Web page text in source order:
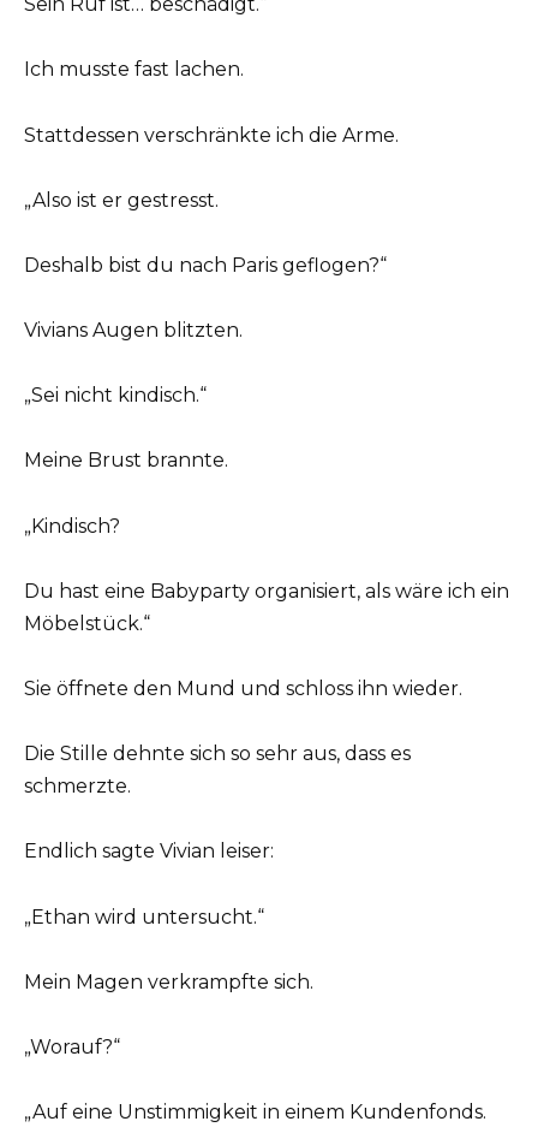
Ich musste fast lachen.
Stattdessen verschränkte ich die Arme.
„Also ist er gestresst.
Deshalb bist du nach Paris geflogen?“
Vivians Augen blitzten.
„Sei nicht kindisch.“
Meine Brust brannte.
„Kindisch?
Du hast eine Babyparty organisiert, als wäre ich ein
Möbelstück.“
Sie öffnete den Mund und schloss ihn wieder.
Die Stille dehnte sich so sehr aus, dass es
schmerzte.
Endlich sagte Vivian leiser:
„Ethan wird untersucht.“
Mein Magen verkrampfte sich.
„Worauf?“
„Auf eine Unstimmigkeit in einem Kundenfonds.